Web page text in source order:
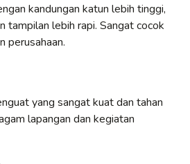
kandungan katun lebih tinggi,
tampilan lebih rapi. Sangat cocok
perusahaan.
yang sangat kuat dan tahan
lapangan dan kegiatan